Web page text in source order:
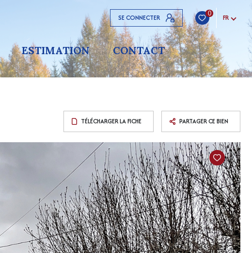
SE CONNECTER 0 FR
ESTIMATION CONTACT
TÉLÉCHARGER LA FICHE PARTAGER CE BIEN